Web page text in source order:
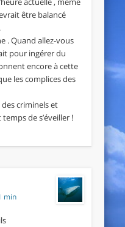
être balancé
. Quand allez-vous
pour ingérer du
encore à cette
les complices des
criminels et
de s’éveiller !
min